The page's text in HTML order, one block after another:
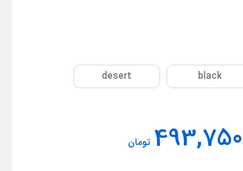
black
desert
493,750 تومان